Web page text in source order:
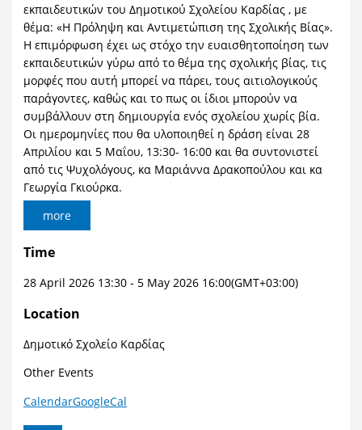
εκπαιδευτικών του Δημοτικού Σχολείου Καρδίας , με
θέμα: «Η Πρόληψη και Αντιμετώπιση της Σχολικής Βίας».
Η επιμόρφωση έχει ως στόχο την ευαισθητοποίηση των
εκπαιδευτικών γύρω από το θέμα της σχολικής βίας, τις
μορφές που αυτή μπορεί να πάρει, τους αιτιολογικούς
παράγοντες, καθώς και το πως οι ίδιοι μπορούν να
συμβάλλουν στη δημιουργία ενός σχολείου χωρίς βία.
Οι ημερομηνίες που θα υλοποιηθεί η δράση είναι 28
Απριλίου και 5 Μαΐου, 13:30- 16:00 και θα συντονιστεί
από τις Ψυχολόγους, κα Μαριάννα Δρακοπούλου και κα
Γεωργία Γκιούρκα.
more
Time
28 April 2026 13:30 - 5 May 2026 16:00(GMT+03:00)
Location
Δημοτικό Σχολείο Καρδίας
Other Events
CalendarGoogleCal